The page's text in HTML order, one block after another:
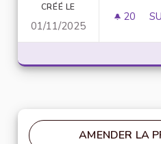
CRÉÉ LE
01/11/2025
20 20
AMENDER LA